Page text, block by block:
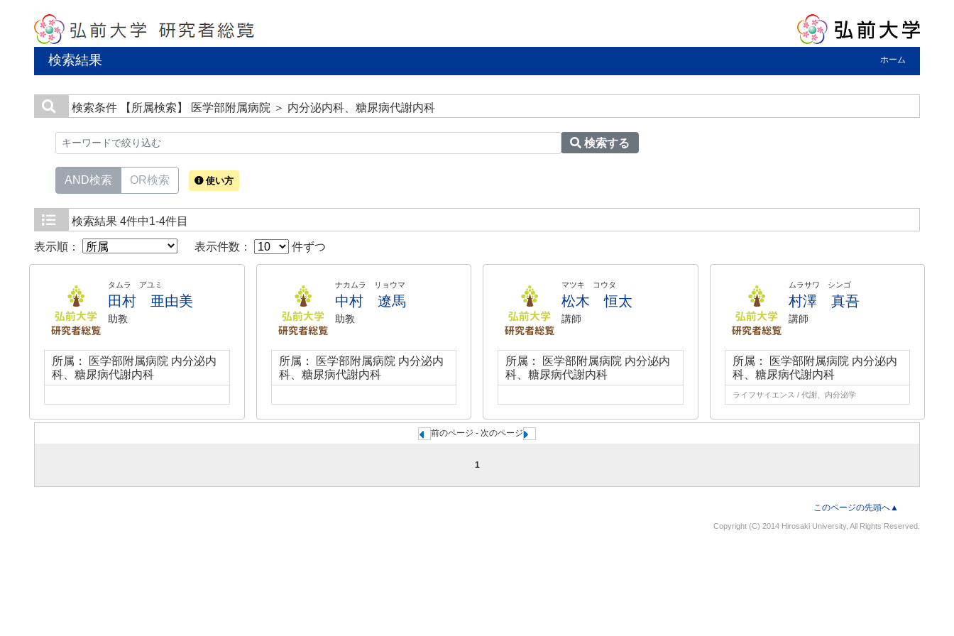
検索結果 ホーム
検索条件 【所属検索】 医学部附属病院 ＞ 内分泌内科、糖尿病代謝内科
検索する
AND検索 OR検索 使い方
検索結果 4件中1-4件目
表示順： 表示件数： 件ずつ
タムラ アユミ
田村 亜由美
助教
所属： 医学部附属病院 内分泌内
科、糖尿病代謝内科
ナカムラ リョウマ
中村 遼馬
助教
所属： 医学部附属病院 内分泌内
科、糖尿病代謝内科
マツキ コウタ
松木 恒太
講師
所属： 医学部附属病院 内分泌内
科、糖尿病代謝内科
ムラサワ シンゴ
村澤 真吾
講師
所属： 医学部附属病院 内分泌内
科、糖尿病代謝内科
ライフサイエンス / 代謝、内分泌学
前のページ - 次のページ
1
このページの先頭へ▲
Copyright (C) 2014 Hirosaki University, All Rights Reserved.